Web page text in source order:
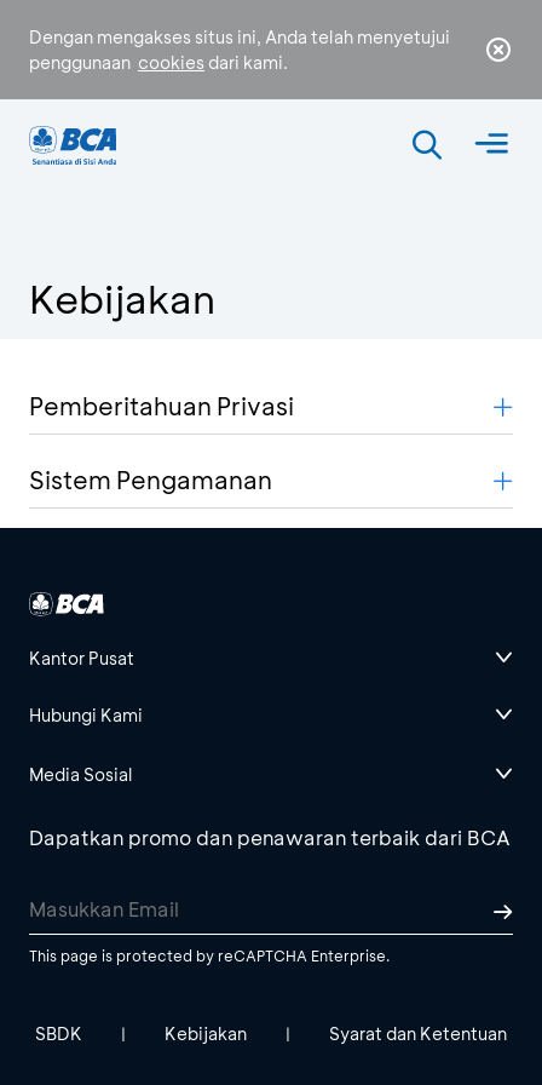
Dengan mengakses situs ini, Anda telah menyetujui
penggunaan cookies dari kami.
Kebijakan
Pemberitahuan Privasi
Sistem Pengamanan
Kantor Pusat
Hubungi Kami
Media Sosial
Dapatkan promo dan penawaran terbaik dari BCA
This page is protected by reCAPTCHA Enterprise.
SBDK | Kebijakan | Syarat dan Ketentuan